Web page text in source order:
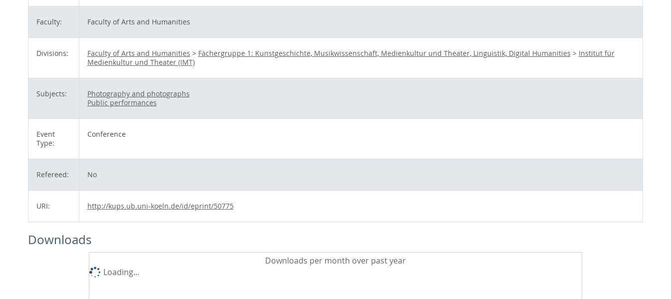
Faculty: Faculty of Arts and Humanities
Divisions: Faculty of Arts and Humanities > Fächergruppe 1: Kunstgeschichte, Musikwissenschaft, Medienkultur und Theater, Linguistik, Digital Humanities > Institut für
Medienkultur und Theater (IMT)
Subjects:
Photography and photographs
Public performances
Event
Type:
Conference
Refereed: No
URI: http://kups.ub.uni-koeln.de/id/eprint/50775
Downloads
Downloads per month over past year
Loading...